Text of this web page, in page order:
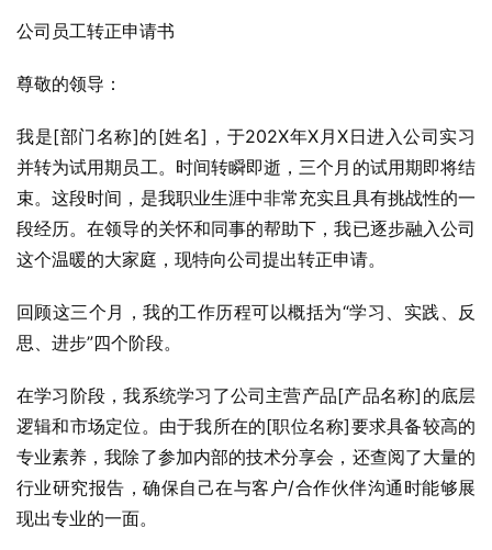
公司员工转正申请书
尊敬的领导：
我是[部门名称]的[姓名]，于202X年X月X日进入公司实习
并转为试用期员工。时间转瞬即逝，三个月的试用期即将结
束。这段时间，是我职业生涯中非常充实且具有挑战性的一
段经历。在领导的关怀和同事的帮助下，我已逐步融入公司
这个温暖的大家庭，现特向公司提出转正申请。
回顾这三个月，我的工作历程可以概括为“学习、实践、反
思、进步”四个阶段。
在学习阶段，我系统学习了公司主营产品[产品名称]的底层
逻辑和市场定位。由于我所在的[职位名称]要求具备较高的
专业素养，我除了参加内部的技术分享会，还查阅了大量的
行业研究报告，确保自己在与客户/合作伙伴沟通时能够展
现出专业的一面。